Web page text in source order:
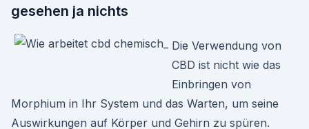
gesehen ja nichts
Die Verwendung von
CBD ist nicht wie das
Einbringen von
Morphium in Ihr System und das Warten, um seine
Auswirkungen auf Körper und Gehirn zu spüren.